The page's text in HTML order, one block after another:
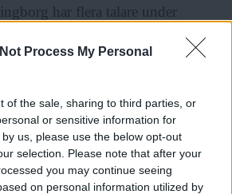
Process My Personal
of the sale, sharing to third parties, or
or sensitive information for
us, please use the below opt-out
selection. Please note that after your
you may continue seeing
on personal information utilized by
har flera talare under
Svensson (gruppledare i Region
Saarinen (ordförande
och Romarådet.
Stortorget, Helsingborg